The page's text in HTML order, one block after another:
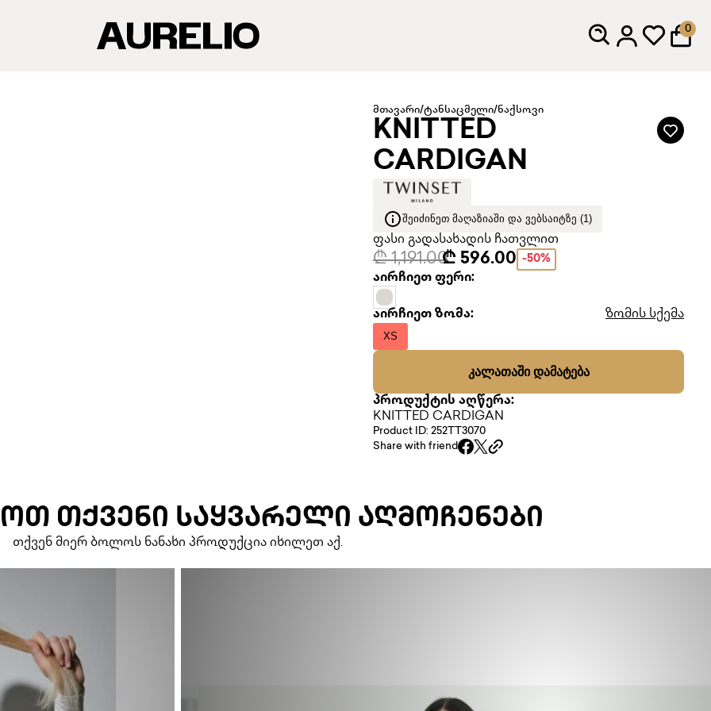
0
მთავარი/ტანსაცმელი/ნაქსოვი
KNITTED
CARDIGAN
ᲨᲔᲘᲫᲘᲜᲔᲗ ᲛᲐᲦᲐᲖᲘᲐᲨᲘ ᲓᲐ ᲕᲔᲑᲡᲐᲘᲢᲖᲔ (1)
ფასი გადასახადის ჩათვლით
₾ 1,191.00₾ 596.00 -50%
აირჩიეთ ფერი:
აირჩიეთ ზომა: ზომის სქემა
XS
ᲙᲐᲚᲐᲗᲐᲨᲘ ᲓᲐᲛᲐᲢᲔᲑᲐ
პროდუქტის აღწერა:
KNITTED CARDIGAN
Product ID: 252TT3070
Share with friend
ᲗᲥᲕᲔᲜᲘ ᲡᲐᲧᲕᲐᲠᲔᲚᲘ ᲐᲦᲛᲝᲩᲔᲜᲔᲑᲘ
თქვენ მიერ ბოლოს ნანახი პროდუქცია იხილეთ აქ.